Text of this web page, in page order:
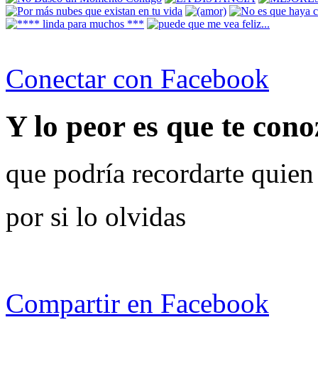
Conectar con Facebook
Y lo peor es que te
que podría recordarte quien
por si lo olvidas
Compartir en Facebook